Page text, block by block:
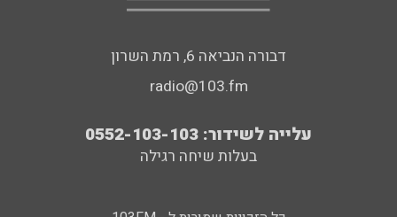
דבורה הנביאה 6, רמת השרון
radio@103.fm
עלייה לשידור: 0552-103-103
בעלות שיחה רגילה